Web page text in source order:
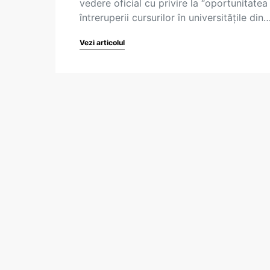
vedere oficial cu privire la “oportunitatea
întreruperii cursurilor în universitățile
Vezi articolul